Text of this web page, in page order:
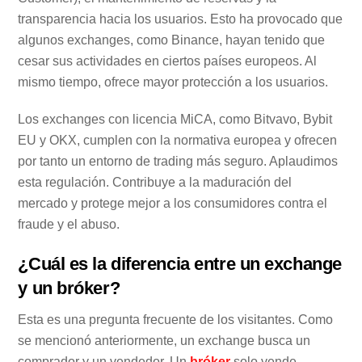
transparencia hacia los usuarios. Esto ha provocado que
algunos exchanges, como Binance, hayan tenido que
cesar sus actividades en ciertos países europeos. Al
mismo tiempo, ofrece mayor protección a los usuarios.
Los exchanges con licencia MiCA, como Bitvavo, Bybit
EU y OKX, cumplen con la normativa europea y ofrecen
por tanto un entorno de trading más seguro. Aplaudimos
esta regulación. Contribuye a la maduración del
mercado y protege mejor a los consumidores contra el
fraude y el abuso.
¿Cuál es la diferencia entre un exchange
y un bróker?
Esta es una pregunta frecuente de los visitantes. Como
se mencionó anteriormente, un exchange busca un